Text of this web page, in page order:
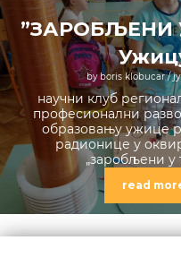
”ЗАРОБЉЕНИ
by boris klobucar/
научни клуб
професионални
образовању ужице
радионице у
„заробљени у
read